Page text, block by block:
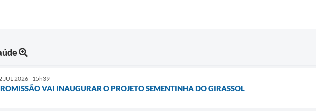
JUL 2026 - 15h39
VAI INAUGURAR O PROJETO SEMENTINHA DO GIRASSOL